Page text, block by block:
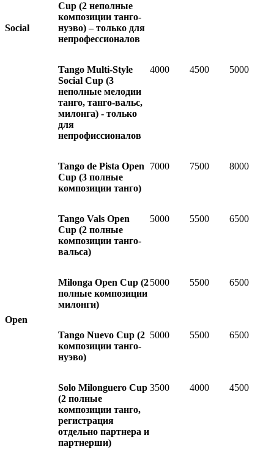
Social
Cup (2 неполные
композиции танго-
нуэво) – только для
непрофессионалов
Tango Multi-Style
Social Cup (3
неполные мелодии
танго, танго-вальс,
милонга) - только
для
непрофиссионалов
4000 4500 5000
Open
Tango de Pista Open
Cup (3 полные
композиции танго)
7000 7500 8000
Tango Vals Open
Cup (2 полные
композиции танго-
вальса)
5000 5500 6500
Milonga Open Cup (2
полные композиции
милонги)
5000 5500 6500
Tango Nuevo Cup (2
композиции танго-
нуэво)
5000 5500 6500
Solo Milonguero Cup
(2 полные
композиции танго,
регистрация
отдельно партнера и
партнерши)
3500 4000 4500